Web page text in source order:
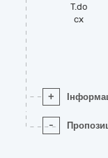
Т.do
cx
+
-